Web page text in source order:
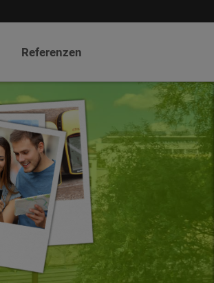
Referenzen